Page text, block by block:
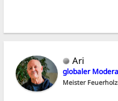
Ari
globaler
Meister